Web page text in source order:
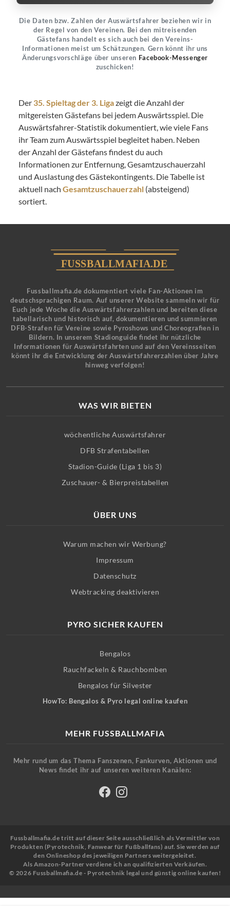
Die Daten bzw. Zahlen der Auswärtsfahrer beziehen wir in
der Regel von den Vereinen. Bei den mitreisenden
Gästefans handelt es sich auch bei den Vereins-
Informationen meist um Schätzungen. Gern könnt ihr uns
Änderungsvorschläge über unseren Facebook-Messenger
zuschicken!
Der 35. Spieltag der 3. Ligazeigt die Anzahl der
mitgereisten Gästefans bei jedem Auswärtsspiel. Die
Auswärtsfahrer-Statistik dokumentiert, wie viele Fans
ihr Team zum Auswärtsspiel begleitet haben. Neben
der Anzahl der Gästefans findest du auch
Informationen zur Entfernung, Gesamtzuschauerzahl
und Auslastung des Gästekontingents. Die Tabelle ist
aktuell nach Gesamtzuschauerzahl (absteigend)
sortiert.
Fussballmafia.de dokumentiert viele Fan-Aktionen im
deutschsprachigen Raum. Auf unserer Website sammeln wir für
Euch jede Woche die Auswärtsfahrerzahlen und bereiten diese
tabellarisch und historisch auf, dokumentieren und summieren
DFB-Strafen für Vereine sowie Pyroshows und Choreografien in
Bildern. In unserem Stadionguide findet ihr nützliche
Informationen für Auswärtsfahrten und auf den Vereinsseiten
könnt ihr die Entwicklung der Auswärtsfahrerzahlen über Jahre
hinweg verfolgen!
WAS WIR BIETEN
wöchentliche Auswärtsfahrer
DFB Strafentabellen
Stadion-Guide (Liga 1 bis 3)
Zuschauer- & Bierpreistabellen
ÜBER UNS
Warum machen wir Werbung?
Impressum
Datenschutz
Webtracking deaktivieren
PYRO SICHER KAUFEN
Bengalos
Rauchfackeln & Rauchbomben
Bengalos für Silvester
HowTo: Bengalos & Pyro legal online kaufen
MEHR FUSSBALLMAFIA
Mehr rund um das Thema Fanszenen, Fankurven, Aktionen und
News findet ihr auf unseren weiteren Kanälen:
Fussballmafia.de tritt auf dieser Seite ausschließlich als Vermittler von
Produkten (Pyrotechnik, Fanwear für Fußballfans) auf. Sie werden auf
den Onlineshop des jeweiligen Partners weitergeleitet.
Als Amazon-Partner verdiene ich an qualifizierten Verkäufen.
© 2026 Fussballmafia.de - Pyrotechnik legal und günstig online kaufen!